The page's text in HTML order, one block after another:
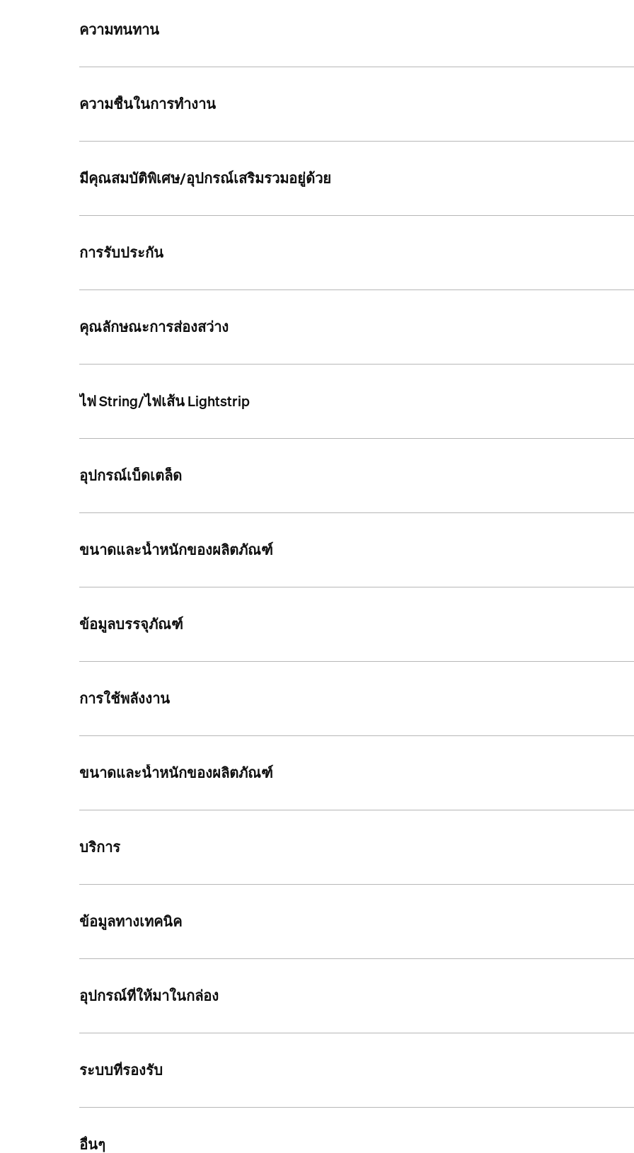
ความทนทาน
ความชื้นในการทำงาน
มีคุณสมบัติพิเศษ/อุปกรณ์เสริมรวมอยู่ด้วย
การรับประกัน
คุณลักษณะการส่องสว่าง
ไฟ String/ไฟเส้น Lightstrip
อุปกรณ์เบ็ดเตล็ด
ขนาดและน้ำหนักของผลิตภัณฑ์
ข้อมูลบรรจุภัณฑ์
การใช้พลังงาน
ขนาดและน้ำหนักของผลิตภัณฑ์
บริการ
ข้อมูลทางเทคนิค
อุปกรณ์ที่ให้มาในกล่อง
ระบบที่รองรับ
อื่นๆ